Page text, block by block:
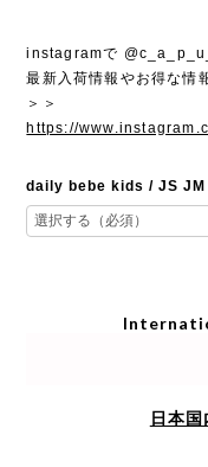
instagramで
最新入荷情報やお得な情
＞＞
https://
daily bebe kids / JS JM
日本